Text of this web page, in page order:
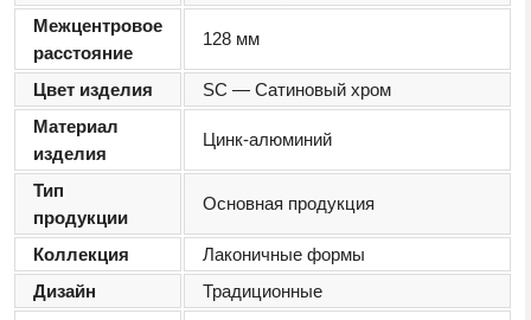
Межцентровое
расстояние
128 мм
Цвет изделия
SC — Сатиновый хром
Материал
изделия
Цинк-алюминий
Тип
продукции
Основная продукция
Коллекция
Лаконичные формы
Дизайн
Традиционные